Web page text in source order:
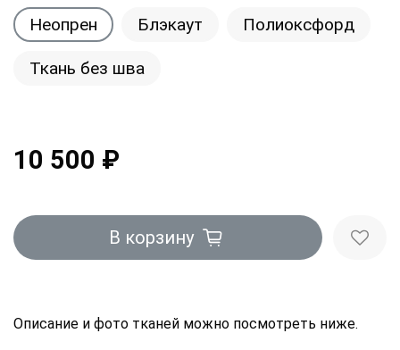
Неопрен Блэкаут Полиоксфорд
Ткань без шва
10 500 ₽
В корзину
Описание и фото тканей можно посмотреть ниже.